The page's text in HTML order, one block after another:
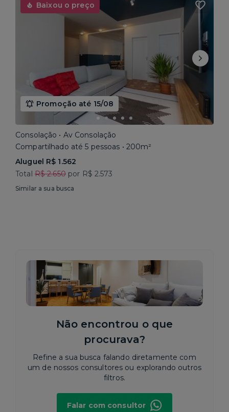
Baixou o preço
Promoção até 15/08
Consolação • Av Consolação
Compartilhado até 5 pessoas • 200m²
Aluguel R$ 1.562
Total R$ 2.650por R$ 2.573
Similar a sua busca
Não encontrou o que
procurava?
Refine a sua busca falando diretamente com
um de nossos consultores ou explorando outros
filtros.
Falar com consultor